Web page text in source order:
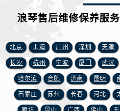
浪琴售后维修保养服
北京 上海 广州 深圳 天津
长沙 杭州 宁波 厦门 武汉
哈尔滨 合肥 济南 昆明
石家庄 苏州 长春 河北